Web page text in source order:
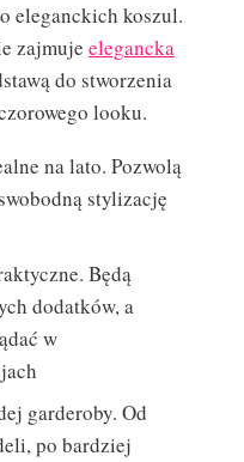
eleganckich koszul.
zajmuje elegancka
do stworzenia
looku.
na lato. Pozwolą
stylizację
Będą
dodatków, a
w
garderoby. Od
po bardziej